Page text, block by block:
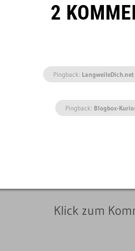
2
Pingback:
Pingback: Blogbox-